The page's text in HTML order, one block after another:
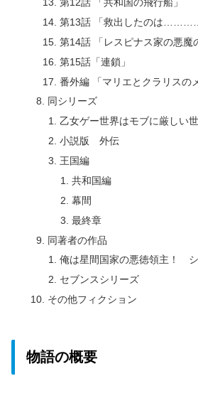
第13話 「救出したのは
第14話 「レスピナス家の悪魔
第15話「連鎖」
番外編 「マリエとクラリスの
同シリーズ
乙女ゲー世界はモブに厳しい
小説版 外伝
王国編
共和国編
幕間
最終章
同著者の作品
俺は星間国家の悪徳領主！
セブンスシリーズ
その他フィクション
物語の概要